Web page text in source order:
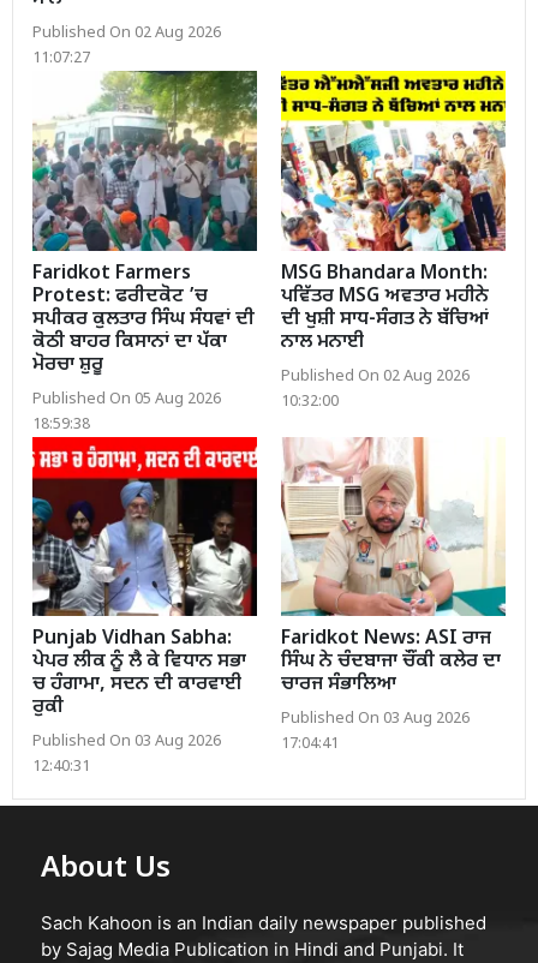
Published On 02 Aug 2026
11:07:27
Faridkot Farmers
Protest: ਫਰੀਦਕੋਟ ’ਚ
ਸਪੀਕਰ ਕੁਲਤਾਰ ਸਿੰਘ ਸੰਧਵਾਂ ਦੀ
ਕੋਠੀ ਬਾਹਰ ਕਿਸਾਨਾਂ ਦਾ ਪੱਕਾ
ਮੋਰਚਾ ਸ਼ੁਰੂ
Published On 05 Aug 2026
18:59:38
MSG Bhandara Month:
ਪਵਿੱਤਰ MSG ਅਵਤਾਰ ਮਹੀਨੇ
ਦੀ ਖੁਸ਼ੀ ਸਾਧ-ਸੰਗਤ ਨੇ ਬੱਚਿਆਂ
ਨਾਲ ਮਨਾਈ
Published On 02 Aug 2026
10:32:00
Punjab Vidhan Sabha:
ਪੇਪਰ ਲੀਕ ਨੂੰ ਲੈ ਕੇ ਵਿਧਾਨ ਸਭਾ
ਚ ਹੰਗਾਮਾ, ਸਦਨ ਦੀ ਕਾਰਵਾਈ
ਰੁਕੀ
Published On 03 Aug 2026
12:40:31
Faridkot News: ASI ਰਾਜ
ਸਿੰਘ ਨੇ ਚੰਦਬਾਜਾ ਚੌਂਕੀ ਕਲੇਰ ਦਾ
ਚਾਰਜ ਸੰਭਾਲਿਆ
Published On 03 Aug 2026
17:04:41
About Us
Sach Kahoon is an Indian daily newspaper published
by Sajag Media Publication in Hindi and Punjabi. It